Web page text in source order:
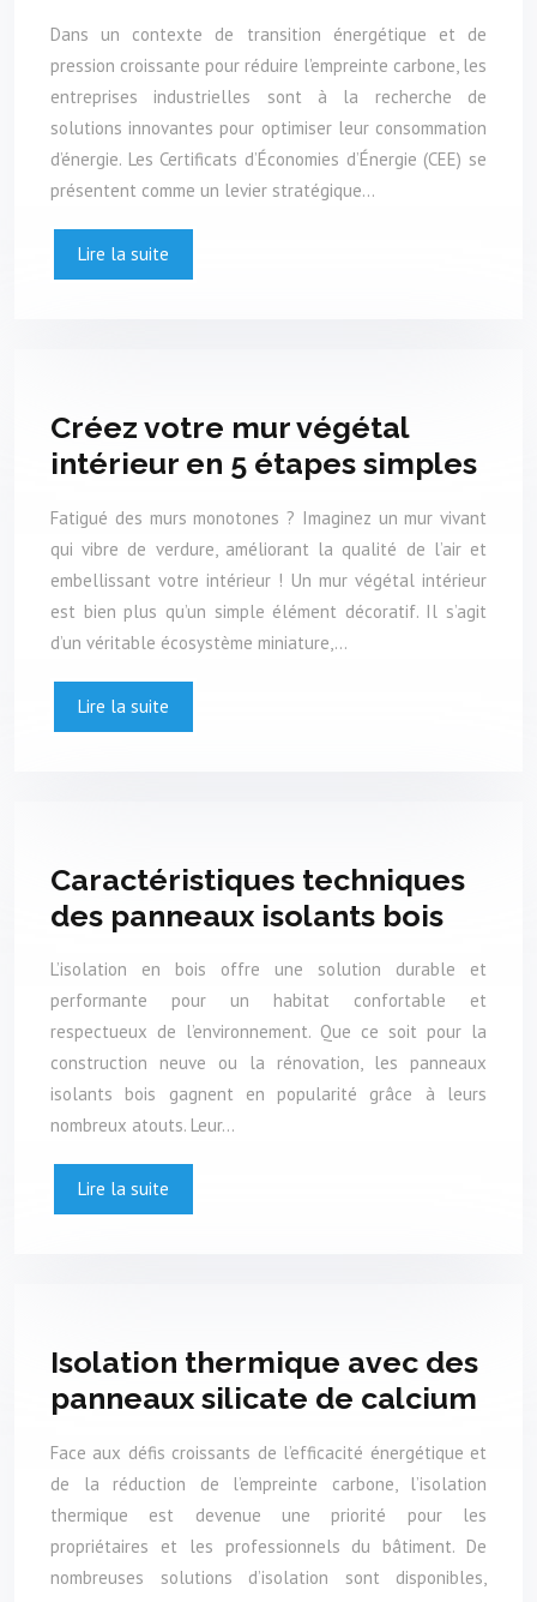
Dans un contexte de transition énergétique et de
pression croissante pour réduire l’empreinte carbone, les
entreprises industrielles sont à la recherche de
solutions innovantes pour optimiser leur consommation
d’énergie. Les Certificats d’Économies d’Énergie (CEE) se
présentent comme un levier stratégique…
Lire la suite
Créez votre mur végétal
intérieur en 5 étapes simples
Fatigué des murs monotones ? Imaginez un mur vivant
qui vibre de verdure, améliorant la qualité de l’air et
embellissant votre intérieur ! Un mur végétal intérieur
est bien plus qu’un simple élément décoratif. Il s’agit
d’un véritable écosystème miniature,…
Lire la suite
Caractéristiques techniques
des panneaux isolants bois
L’isolation en bois offre une solution durable et
performante pour un habitat confortable et
respectueux de l’environnement. Que ce soit pour la
construction neuve ou la rénovation, les panneaux
isolants bois gagnent en popularité grâce à leurs
nombreux atouts. Leur…
Lire la suite
Isolation thermique avec des
panneaux silicate de calcium
Face aux défis croissants de l’efficacité énergétique et
de la réduction de l’empreinte carbone, l’isolation
thermique est devenue une priorité pour les
propriétaires et les professionnels du bâtiment. De
nombreuses solutions d’isolation sont disponibles,